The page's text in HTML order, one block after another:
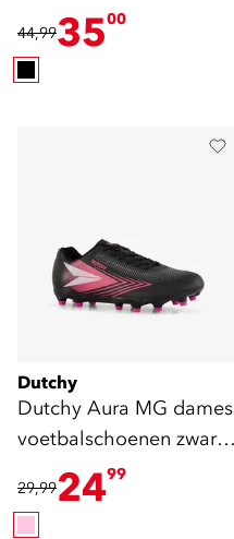
zwart
44,993500
Dutchy
Dutchy Aura MG dames
voetbalschoenen zwart
29,992499